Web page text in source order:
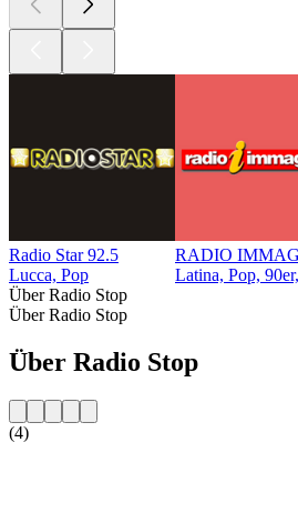
Radio Star 92.5
Lucca, Pop
RADIO
Latina, Pop,
Über Radio Stop
Über Radio Stop
Über Radio Stop
(4)